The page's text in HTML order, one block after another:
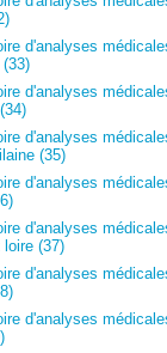
d'analyses
(33)
d'analyses
d'analyses
(35)
d'analyses
d'analyses
loire (37)
d'analyses
d'analyses